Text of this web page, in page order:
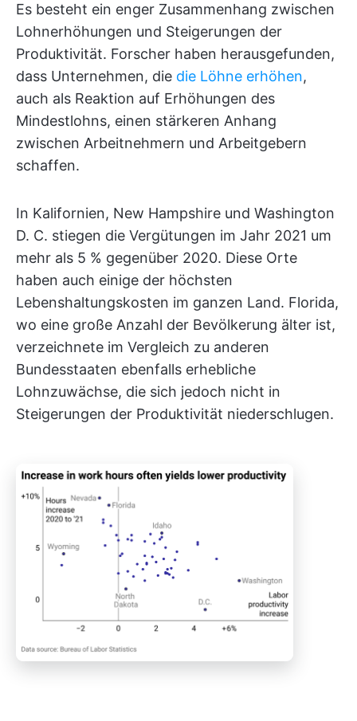
Es besteht ein enger Zusammenhang zwischen
Lohnerhöhungen und Steigerungen der
Produktivität. Forscher haben herausgefunden,
dass Unternehmen, die die Löhne erhöhen,
auch als Reaktion auf Erhöhungen des
Mindestlohns, einen stärkeren Anhang
zwischen Arbeitnehmern und Arbeitgebern
schaffen.
In Kalifornien, New Hampshire und Washington
D. C. stiegen die Vergütungen im Jahr 2021 um
mehr als 5 % gegenüber 2020. Diese Orte
haben auch einige der höchsten
Lebenshaltungskosten im ganzen Land. Florida,
wo eine große Anzahl der Bevölkerung älter ist,
verzeichnete im Vergleich zu anderen
Bundesstaaten ebenfalls erhebliche
Lohnzuwächse, die sich jedoch nicht in
Steigerungen der Produktivität niederschlugen.